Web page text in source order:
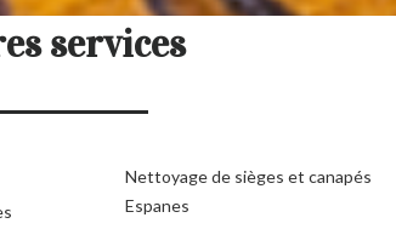
services
Nettoyage de sièges et canapés
Espanes